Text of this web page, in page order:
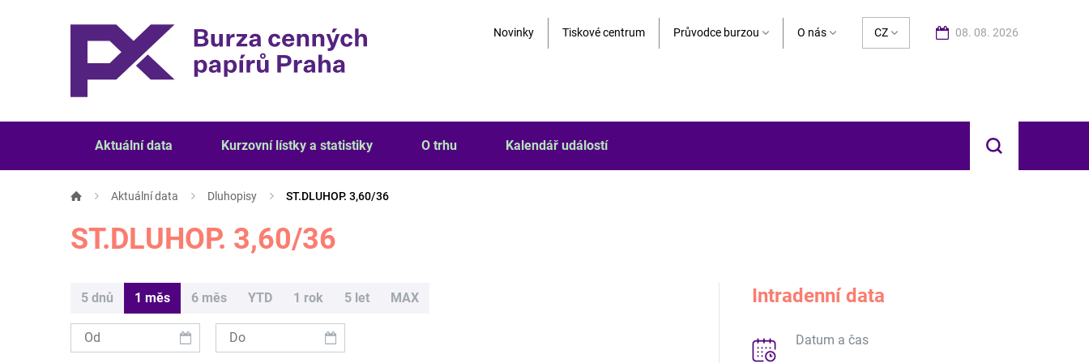
Novinky Tiskové centrum Průvodce burzou O nás CZ 08. 08. 2026
Aktuální data Kurzovní lístky a statistiky O trhu Kalendář událostí
Aktuální data Dluhopisy ST.DLUHOP. 3,60/36
ST.DLUHOP. 3,60/36
5 dnů 1 měs 6 měs YTD 1 rok 5 let MAX Intradenní data
Datum a čas